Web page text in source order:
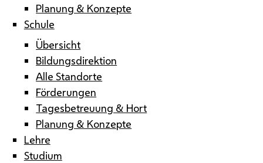
Planung & Konzepte
Schule
Übersicht
Bildungsdirektion
Alle Standorte
Förderungen
Tagesbetreuung & Hort
Planung & Konzepte
Lehre
Studium